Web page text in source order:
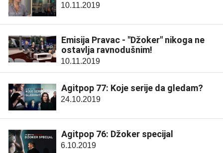
10.11.2019
Emisija Pravac - "Džoker" nikoga ne
ostavlja ravnodušnim!
10.11.2019
Agitpop 77: Koje serije da gledam?
24.10.2019
Agitpop 76: Džoker specijal
6.10.2019